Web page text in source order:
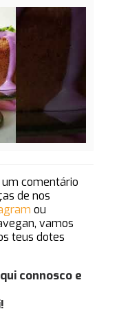
comentário
de nos
ou
, vamos
teus dotes
connosco e